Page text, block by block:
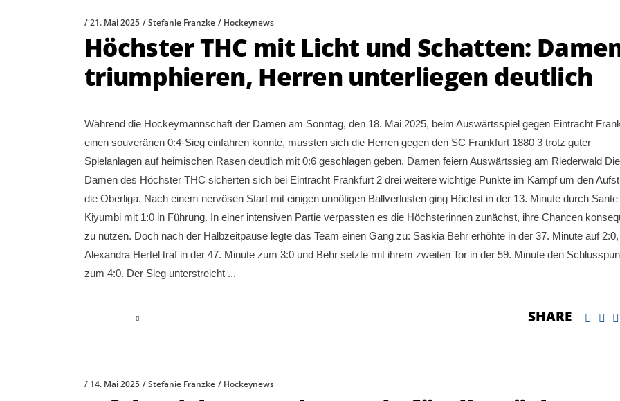
21. Mai 2025 Stefanie Franzke Hockeynews
Höchster THC mit Licht und Schatten:
triumphieren, Herren unterliegen deutlich
Während die Hockeymannschaft der Damen am Sonntag, den 18. Mai 2025, beim Auswärtsspiel gegen Eintracht
einen souveränen 0:4-Sieg einfahren konnte, mussten sich die Herren gegen den SC Frankfurt 1880 3 trotz guter
Spielanlagen auf heimischen Rasen deutlich mit 0:6 geschlagen geben. Damen feiern Auswärtssieg am Riederwald Die
Damen des Höchster THC sicherten sich bei Eintracht Frankfurt 2 drei weitere wichtige Punkte im Kampf um den
die Oberliga. Nach einem nervösen Start mit einigen unnötigen Ballverlusten ging Höchst in der 13. Minute durch Sante
Kiyumbi mit 1:0 in Führung. In einer intensiven Partie verpassten es die Höchsterinnen zunächst, ihre Chancen
zu nutzen. Doch nach der Halbzeitpause legte das Team einen Gang zu: Saskia Behr erhöhte in der 37. Minute auf 2:0,
Alexandra Hertel traf in der 47. Minute zum 3:0 und Behr setzte mit ihrem zweiten Tor in der 59. Minute den
zum 4:0. Der Sieg unterstreicht
SHARE
14. Mai 2025 Stefanie Franzke Hockeynews